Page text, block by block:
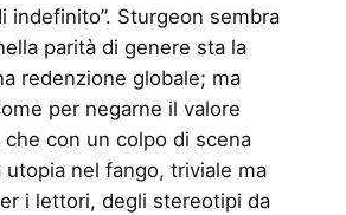
indefinito”. Sturgeon sembra
parità di genere sta la
redenzione globale; ma
per negarne il valore
con un colpo di scena
utopia nel fango, triviale ma
i lettori, degli stereotipi da